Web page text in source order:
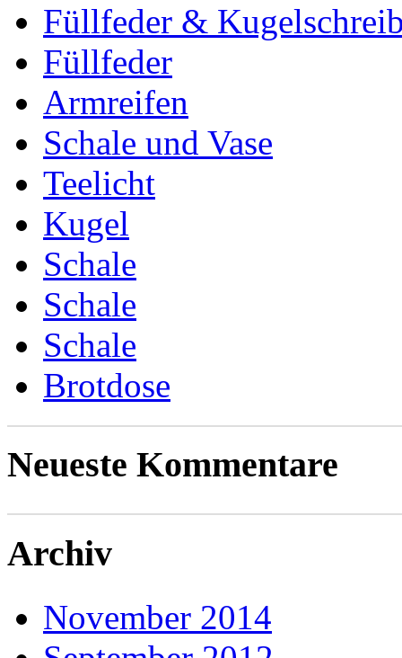
Füllfeder &
Füllfeder
Armreifen
Schale und Vase
Teelicht
Kugel
Schale
Schale
Schale
Brotdose
Neueste Kommentare
Archiv
November 2014